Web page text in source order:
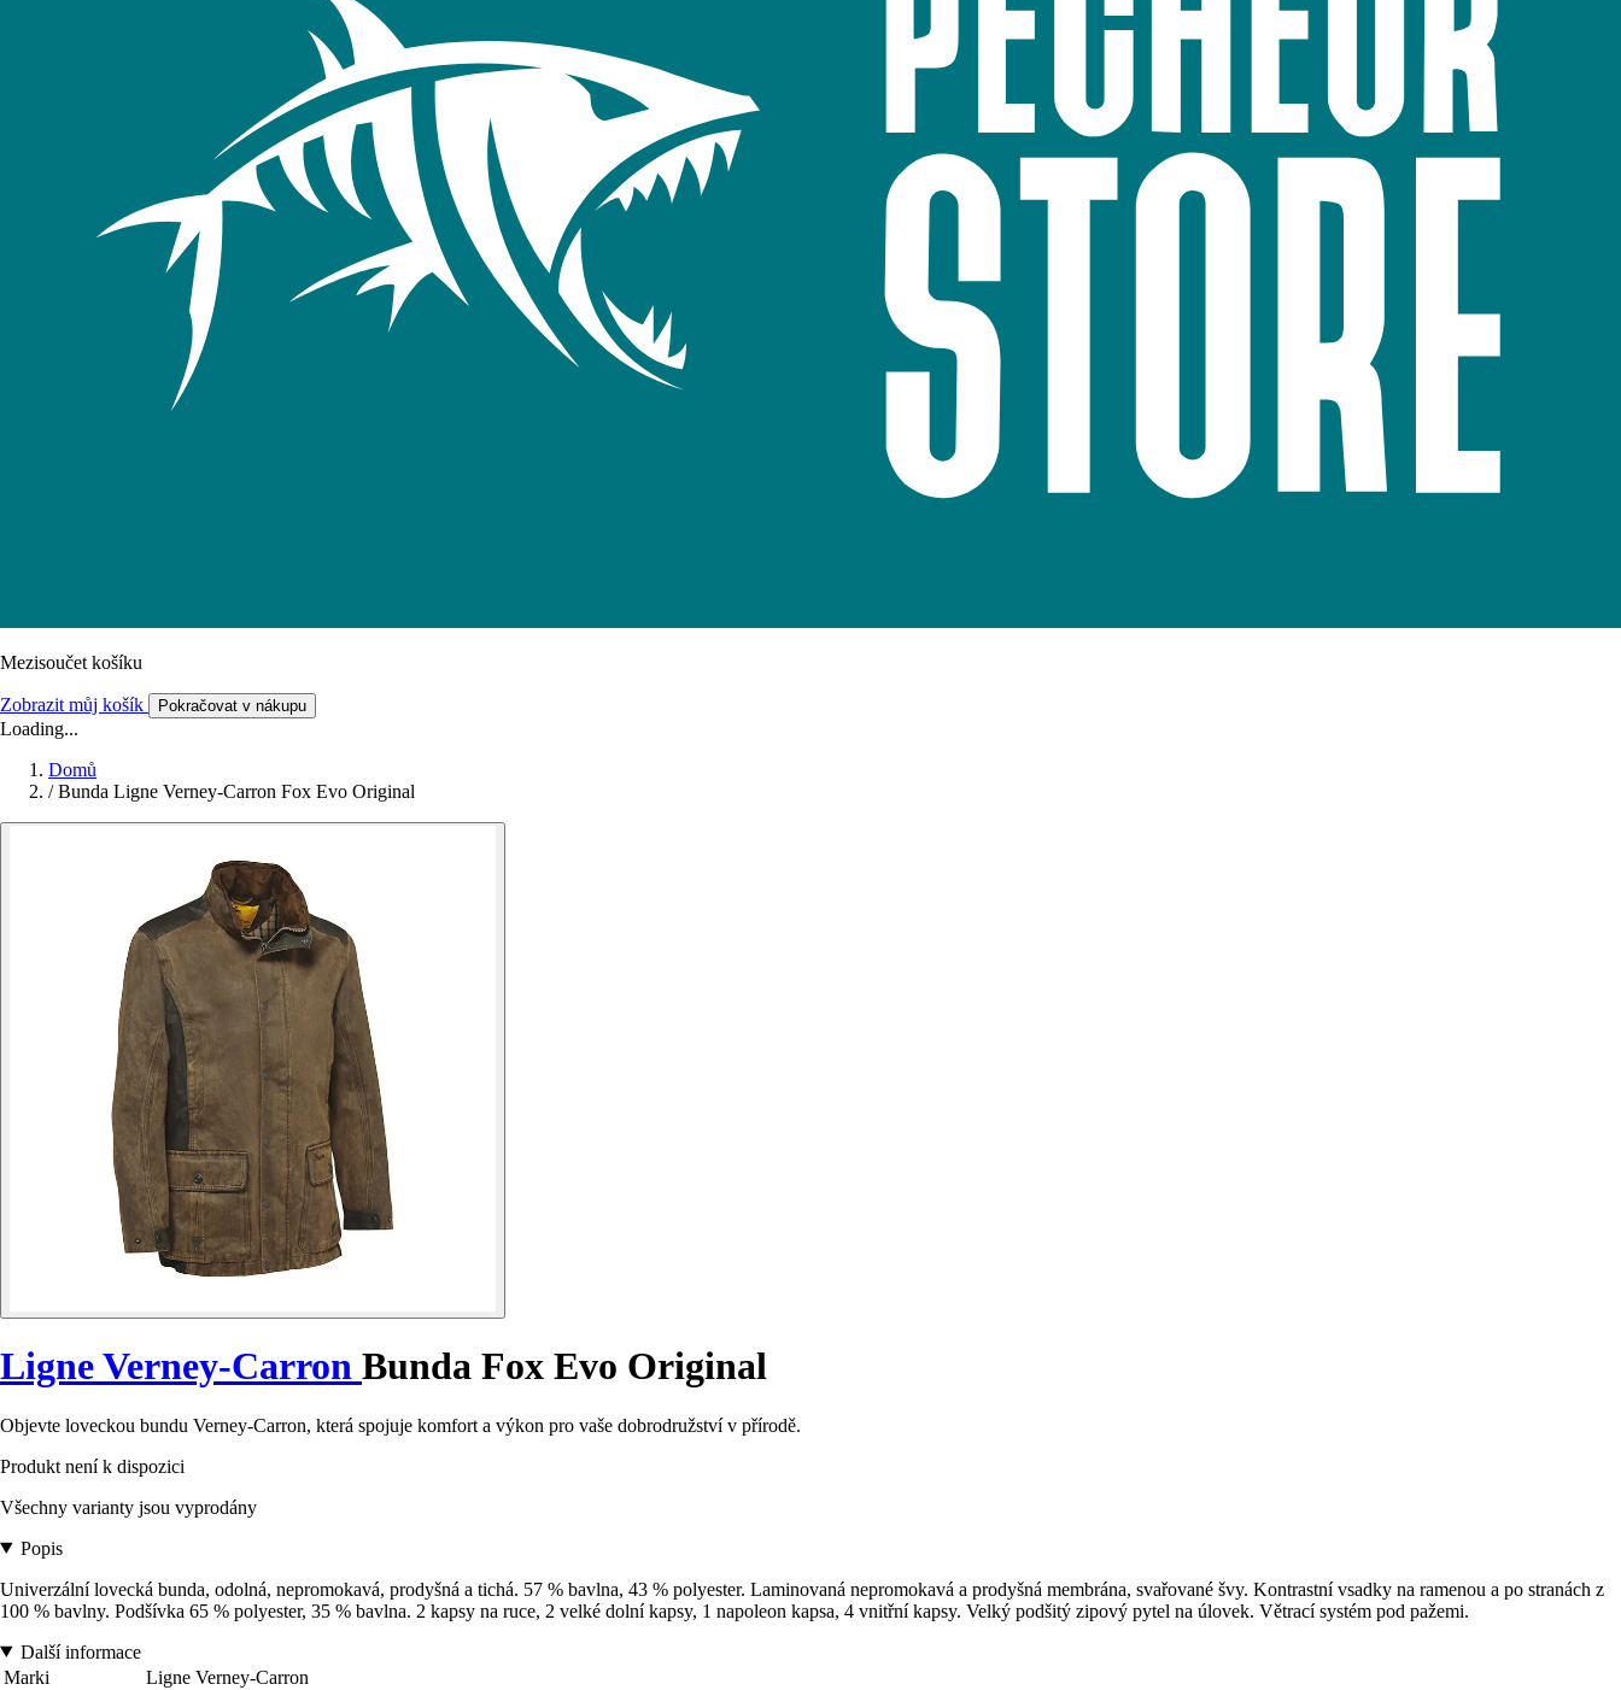
Mezisoučet košíku
Zobrazit můj košík Pokračovat v nákupu
Loading...
Domů
/ Bunda Ligne Verney-Carron Fox Evo Original
Ligne Verney-Carron Bunda Fox Evo Original
Objevte loveckou bundu Verney-Carron, která spojuje komfort a výkon pro vaše dobrodružství v přírodě.
Produkt není k dispozici
Všechny varianty jsou vyprodány
Popis
Univerzální lovecká bunda, odolná, nepromokavá, prodyšná a tichá. 57 % bavlna, 43 % polyester. Laminovaná nepromokavá a prodyšná membrána, svařované švy. Kontrastní vsadky na ramenou a po stranách z
100 % bavlny. Podšívka 65 % polyester, 35 % bavlna. 2 kapsy na ruce, 2 velké dolní kapsy, 1 napoleon kapsa, 4 vnitřní kapsy. Velký podšitý zipový pytel na úlovek. Větrací systém pod pažemi.
Další informace
Marki
Ligne Verney-Carron